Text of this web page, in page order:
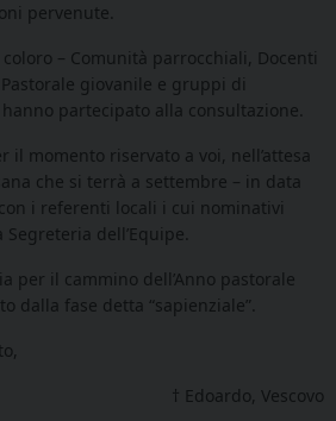
pervenute.
– Comunità parrocchiali, Docenti
giovanile e gruppi di
partecipato alla consultazione.
il momento riservato a voi , nell’attesa
che si terrà a settembre – in data
i referenti locali i cui nominativi
dell’Equipe.
per il cammino dell’Anno pastorale
dalla fase detta “sapienziale”.
† Edoardo, Vescovo